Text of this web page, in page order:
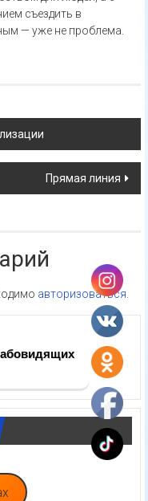
съездить в
— уже не проблема.
Прямая линия
авторизоваться